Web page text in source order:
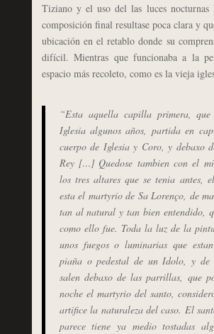
Tiziano y el uso del las luces nocturnas
composición final resultase poca clara y
ubicación en el retablo donde su
difícil. Mientras que funcionaba a la
espacio más recoleto, como es la vieja
“Esta aquella capilla primera,
Iglesia algunos años, partida en
cuerpo de Iglesia y Coro, y debaxo
Rey […] Quedose tambien con el
los tres altares que se tenia antes,
esta el martyrio de Sa Lorenço, de
tan al natural y tan bien entendido,
como ello fue. Toda la luz de la
unos fuegos o luminarias que
piaña o pedestal de un Idolo, y de
salen debaxo de las parrillas, que
noche el martyrio del santo,
artifice la naturaleza del caso. El
parece tiene ya medio tostadas